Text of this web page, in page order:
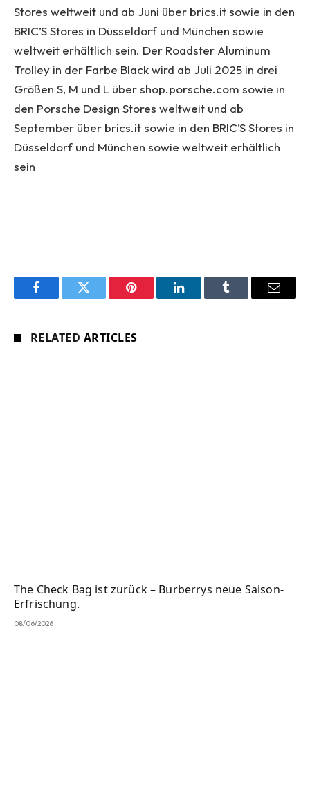
Stores weltweit und ab Juni über brics.it sowie in den
BRIC’S Stores in Düsseldorf und München sowie
weltweit erhältlich sein. Der Roadster Aluminum
Trolley in der Farbe Black wird ab Juli 2025 in drei
Größen S, M und L über shop.porsche.com sowie in
den Porsche Design Stores weltweit und ab
September über brics.it sowie in den BRIC’S Stores in
Düsseldorf und München sowie weltweit erhältlich
sein
FacebookTwitter Pinterest LinkedInTumblr Email
RELATED ARTICLES
The Check Bag ist zurück – Burberrys neue Saison-
Erfrischung.
08/06/2026